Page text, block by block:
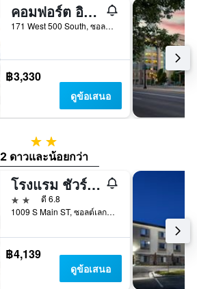
คอมฟอร์ต อินน์ ซอลต์เลคซิตี้ ดาวน์ทาวน์
171 West 500 South, ซอลต์เลกซิตี้, UT, สหรัฐอเมริกา
฿3,330
ดูข้อเสนอ
2 ดาว
2 ดาวและน้อยกว่า
โรงแรม ชัวร์สเตย์ บาย เบสท์เวสเทิร์น ซอลท์เลคซิตี้ ดาวน์ทาวน์
2 ดาว
ดี 6.8
1009 S Main ST, ซอลต์เลกซิตี้, UT, สหรัฐอเมริกา
฿4,139
ดูข้อเสนอ